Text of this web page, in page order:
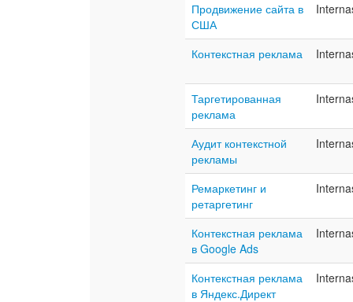
Продвижение сайта в
США
Контекстная реклама
Таргетированная
реклама
Аудит контекстной
рекламы
Ремаркетинг и
ретаргетинг
Контекстная реклама
в Google Ads
Контекстная реклама
в Яндекс.Директ